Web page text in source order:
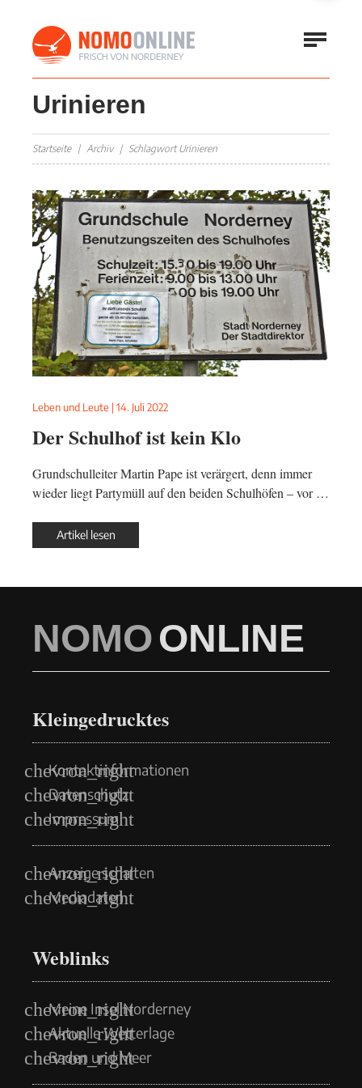
Urinieren
Startseite Archiv Schlagwort Urinieren
Leben und Leute | 14. Juli 2022
Der Schulhof ist kein Klo
Grundschulleiter Martin Pape ist verärgert, denn immer
wieder liegt Partymüll auf den beiden Schulhöfen – vor …
Artikel lesen
NOMOONLINE
Kleingedrucktes
Kontaktinformationen
Datenschutz
Impressum
Anzeige schalten
Mediadaten
Weblinks
Meine Insel Norderney
Aktuelle Wetterlage
Baden und Meer